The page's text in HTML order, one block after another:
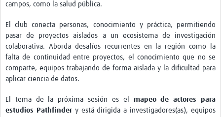
campos, como la salud pública.
El club conecta personas, conocimiento y práctica, permitiendo
pasar de proyectos aislados a un ecosistema de investigación
colaborativa. Aborda desafíos recurrentes en la región como la
falta de continuidad entre proyectos, el conocimiento que no se
comparte, equipos trabajando de forma aislada y la dificultad para
aplicar ciencia de datos.
El tema de la próxima sesión es el mapeo de actores para
estudios Pathfindery está dirigida a investigadores(as), equipos